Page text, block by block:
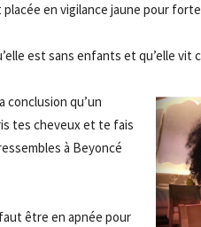
placée en vigilance jaune pour
est sans enfants et qu’elle vit
conclusion qu’un
tes cheveux et te fais
à Beyoncé
être en apnée pour